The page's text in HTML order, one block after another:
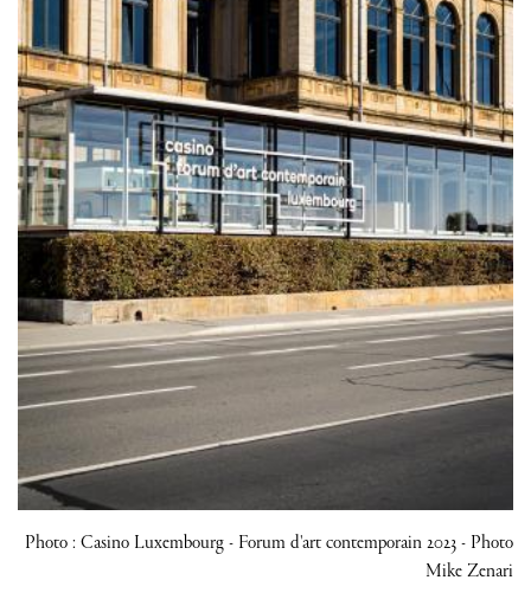
Photo : Casino Luxembourg - Forum d'art contemporain 2023 - Photo
Mike Zenari